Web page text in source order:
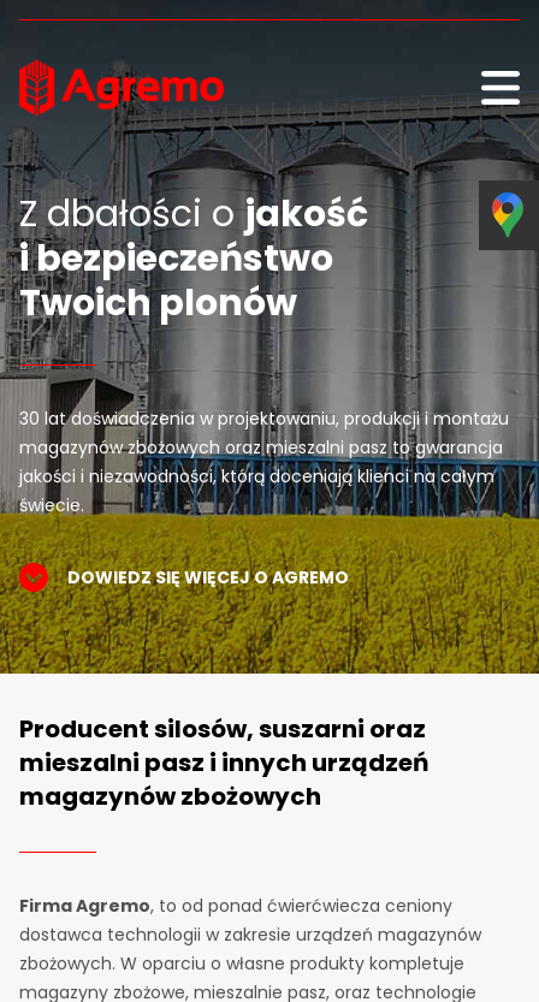
Przejdź do treści
Z dbałości ojakość
i bezpieczeństwo
Twoich plonów
30 lat doświadczenia w projektowaniu, produkcji i montażu
magazynów zbożowych oraz mieszalni pasz to gwarancja
jakości i niezawodności, którą doceniają klienci na całym
świecie.
DOWIEDZ SIĘ WIĘCEJ O AGREMO
Producent silosów, suszarni oraz
mieszalni pasz i innych urządzeń
magazynów zbożowych
Firma Agremo, to od ponad ćwierćwiecza ceniony
dostawca technologii w zakresie urządzeń magazynów
zbożowych. W oparciu o własne produkty kompletuje
magazyny zbożowe, mieszalnie pasz, oraz technologie